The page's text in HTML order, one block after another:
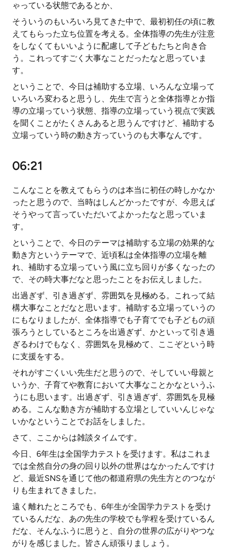
ゃっている状態であるとか、
そういうのもいろいろ見てきた中で、最初初任の頃に教
えてもらった立ち位置を考える。全体指導の先生が注意
をしなくてもいいように配慮して子どもたちと向き合
う。これってすごく大事なことだったなと思っていま
す。
ということで、今日は補助する立場、いろんな立場って
いろいろ変わると思うし、先生で言うと全体指導とか指
導の立場っていう状態、指導の立場っていう視点で実践
を聞くことがたくさんあると思うんですけど、補助する
立場っていう時の動き方っていうのも大事なんです。
06:21
こんなことを教えてもらうのは本当に初任の時しかなか
ったと思うので、当時はしんどかったですが、今思えば
そうやって言っていただいてよかったなと思っていま
す。
ということで、今日のテーマは補助する立場の効果的な
動き方というテーマで、近頃私は全体指導の立場を離
れ、補助する立場っていう風に立ち回りが多くなったの
で、その時大事だなと思ったことをお伝えしました。
出過ぎず、引き過ぎず、雰囲気を見極める。これって結
構大事なことだなと思います。補助する立場っていうの
にもなりましたが、全体指導でも子育てでも子どもの頑
張ろうとしているところを出過ぎず、かといって引き過
ぎるわけでもなく、雰囲気を見極めて、ここぞという時
に支援をする。
それがすごくいい先生だと思うので、そしていい母親と
いうか、子育てや教育において大事なことかなというふ
うにも思います。出過ぎず、引き過ぎず、雰囲気を見極
める。こんな動き方が補助する立場としていいんじゃな
いかなということでお話をしました。
さて、ここからは雑談タイムです。
今日、6年生は全国学力テストを受けます。私はこれま
では全然自分の身の回り以外の世界はなかったんですけ
ど、最近SNSを通じて他の都道府県の先生方とのつなが
りも生まれてきました。
遠く離れたところでも、6年生が全国学力テストを受け
ているんだな、あの先生の学校でも学程を受けているん
だな、そんなふうに思うと、自分の世界の広がりやつな
がりを感じました。皆さん頑張りましょう。